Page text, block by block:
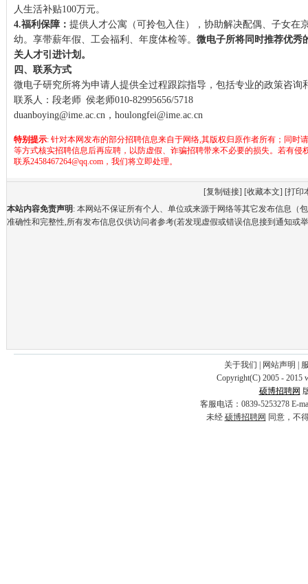
人生活补贴100万元。
4.福利保障： 提供人才公寓（可拎包入住），协助解决配偶、子女在
幼。享带薪年假、工会福利、年度体检等。 微电子所将同时推荐优秀
关人才引进计划。
四、联系方式
微电子研究所将为申请人提供全过程跟踪指导，包括专业的政策咨询
联系人：段老师 侯老师010-82995656/5718
duanboying@ime.ac.cn，houlongfei@ime.ac.cn
特别提示: 针对本网发布的部分招聘信息来自于网络,其版权归原作者所有；同时
等方式核实招聘信息后再应聘，以防虚假、诈骗招聘带来不必要的损失。若有侵
联系2458467264@qq.com，我们将立即处理。
[复制链接] [收藏本文] [打印
本站内容免责声明 : 本网站不保证所有个人、单位或来源于网络等其它发布信息（
准确性和完整性,所有发布信息仅供访问者参考(若发现虚假或错误信息接到通知或
关于我们 网站声明
Copyright(C) 2005 - 2015
硕博招聘网
客服电话：0839-5253278 E-
未经 硕博招聘网 同意，不